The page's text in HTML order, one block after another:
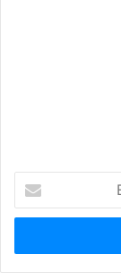
Posta
adresinizi